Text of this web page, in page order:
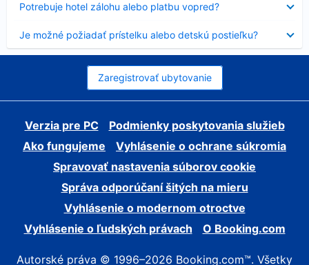
Potrebuje hotel zálohu alebo platbu vopred?
sa
Je možné požiadať prístelku alebo detskú postieľku?
sa
Zaregistrovať ubytovanie
Verzia pre PC
Podmienky poskytovania služieb
Ako fungujeme
Vyhlásenie o ochrane súkromia
Spravovať nastavenia súborov cookie
Správa odporúčaní šitých na mieru
Vyhlásenie o modernom otroctve
Vyhlásenie o ľudských právach
O Booking.com
Autorské práva © 1996–2026 Booking.com™. Všetky